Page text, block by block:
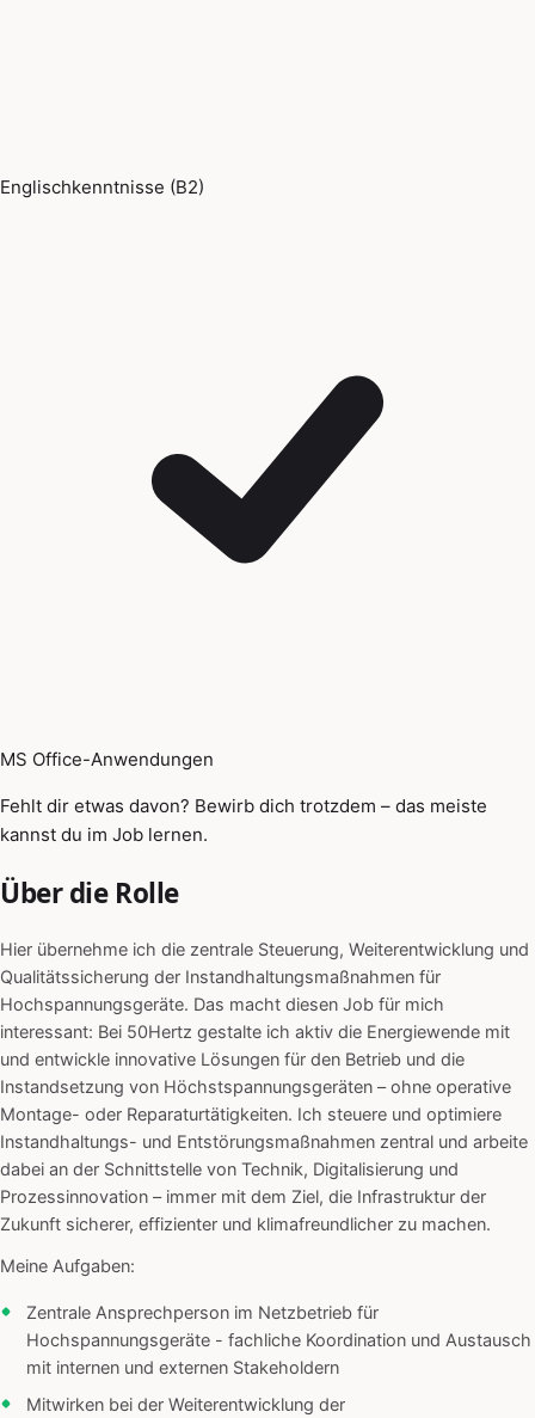
Englischkenntnisse (B2)
MS Office-Anwendungen
Fehlt dir etwas davon? Bewirb dich trotzdem – das meiste
kannst du im Job lernen.
Über die Rolle
Hier übernehme ich die zentrale Steuerung, Weiterentwicklung und
Qualitätssicherung der Instandhaltungsmaßnahmen für
Hochspannungsgeräte. Das macht diesen Job für mich
interessant: Bei 50Hertz gestalte ich aktiv die Energiewende mit
und entwickle innovative Lösungen für den Betrieb und die
Instandsetzung von Höchstspannungsgeräten – ohne operative
Montage- oder Reparaturtätigkeiten. Ich steuere und optimiere
Instandhaltungs- und Entstörungsmaßnahmen zentral und arbeite
dabei an der Schnittstelle von Technik, Digitalisierung und
Prozessinnovation – immer mit dem Ziel, die Infrastruktur der
Zukunft sicherer, effizienter und klimafreundlicher zu machen.
Meine Aufgaben:
Zentrale Ansprechperson im Netzbetrieb für
Hochspannungsgeräte - fachliche Koordination und Austausch
mit internen und externen Stakeholdern
Mitwirken bei der Weiterentwicklung der